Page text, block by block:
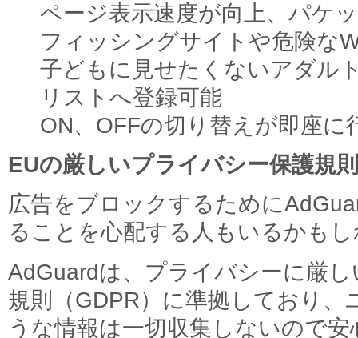
ページ表示速度が向上、パケ
フィッシングサイトや危険な
子どもに見せたくないアダル
リストへ登録可能
ON、OFFの切り替えが即座に
EUの厳しいプライバシー保護規
広告をブロックするために
ることを心配する人もいるかも
AdGuardは、プライバシーに厳
規則（GDPR）に準拠しており、
うな情報は一切収集しないので